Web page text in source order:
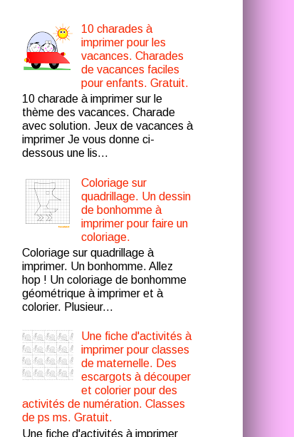
10 charades à
imprimer pour les
vacances. Charades
de vacances faciles
pour enfants. Gratuit.
10 charade à imprimer sur le
thème des vacances. Charade
avec solution. Jeux de vacances à
imprimer Je vous donne ci-
dessous une lis...
Coloriage sur
quadrillage. Un dessin
de bonhomme à
imprimer pour faire un
coloriage.
Coloriage sur quadrillage à
imprimer. Un bonhomme. Allez
hop ! Un coloriage de bonhomme
géométrique à imprimer et à
colorier. Plusieur...
Une fiche d'activités à
imprimer pour classes
de maternelle. Des
escargots à découper
et colorier pour des
activités de numération. Classes
de ps ms. Gratuit.
Une fiche d'activités à imprimer